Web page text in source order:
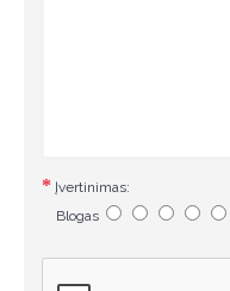
Įvertinimas:
Blogas